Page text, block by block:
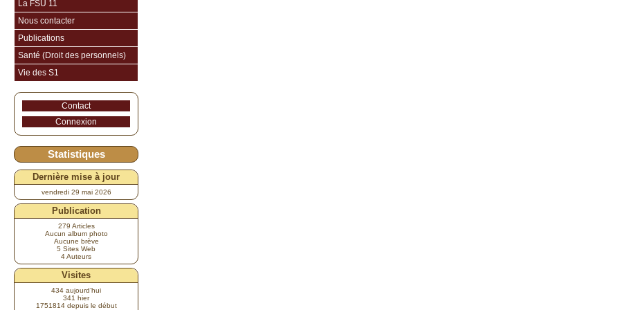
La FSU 11
Nous contacter
Publications
Santé (Droit des personnels)
Vie des S1
Contact
Connexion
Statistiques
Dernière mise à jour
vendredi 29 mai 2026
Publication
279 Articles
Aucun album photo
Aucune brève
5 Sites Web
4 Auteurs
Visites
434 aujourd’hui
341 hier
1751814 depuis le début